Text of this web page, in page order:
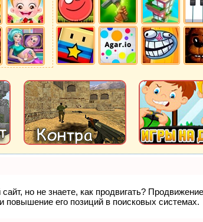
но не знаете, как продвигать?
повышение его позиций в поисковых системах.